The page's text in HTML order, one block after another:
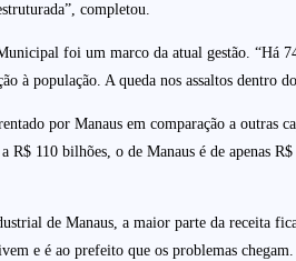
completou.
foi um marco da atual gestão. “Há
à população. A queda nos assaltos dentro
por Manaus em comparação a outras
R$ 110 bilhões, o de Manaus é de
de Manaus, a maior parte da receita
e é ao prefeito que os problemas